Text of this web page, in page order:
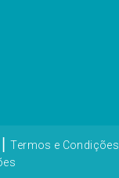
|Termos e Condições